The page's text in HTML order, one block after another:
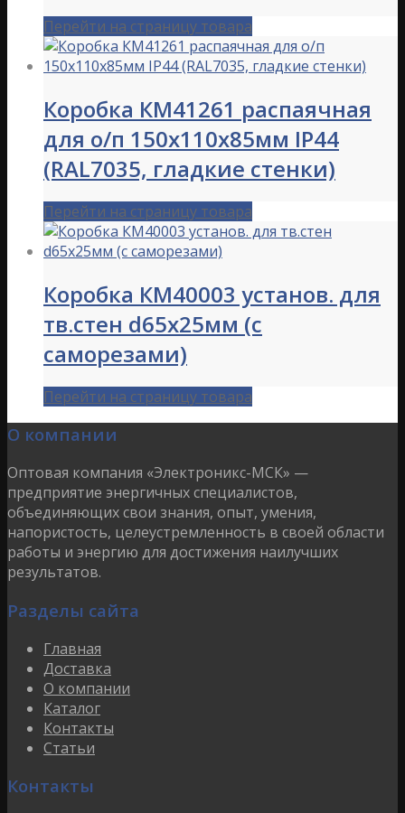
Перейти на страницу товара
Коробка КМ41261 распаячная
для о/п 150х110х85мм IP44
(RAL7035, гладкие стенки)
Перейти на страницу товара
Коробка КМ40003 установ. для
тв.стен d65x25мм (с
саморезами)
Перейти на страницу товара
О компании
Оптовая компания «Электроникс-МСК» —
предприятие энергичных специалистов,
объединяющих свои знания, опыт, умения,
напористость, целеустремленность в своей области
работы и энергию для достижения наилучших
результатов.
Разделы сайта
Главная
Доставка
О компании
Каталог
Контакты
Статьи
Контакты